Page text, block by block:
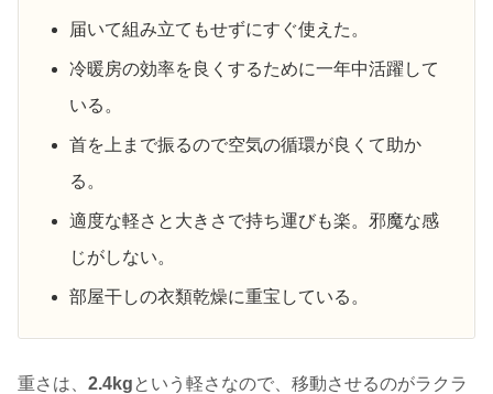
届いて組み立てもせずにすぐ使えた。
冷暖房の効率を良くするために一年中活躍して
いる。
首を上まで振るので空気の循環が良くて助か
る。
適度な軽さと大きさで持ち運びも楽。邪魔な感
じがしない。
部屋干しの衣類乾燥に重宝している。
重さは、 2.4kgという軽さなので、移動させるのがラクラ